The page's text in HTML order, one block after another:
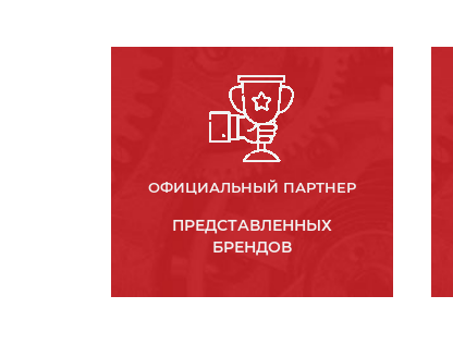
ОФИЦИАЛЬНЫЙ ПАРТНЕР
ПРЕДСТАВЛЕННЫХ
БРЕНДОВ